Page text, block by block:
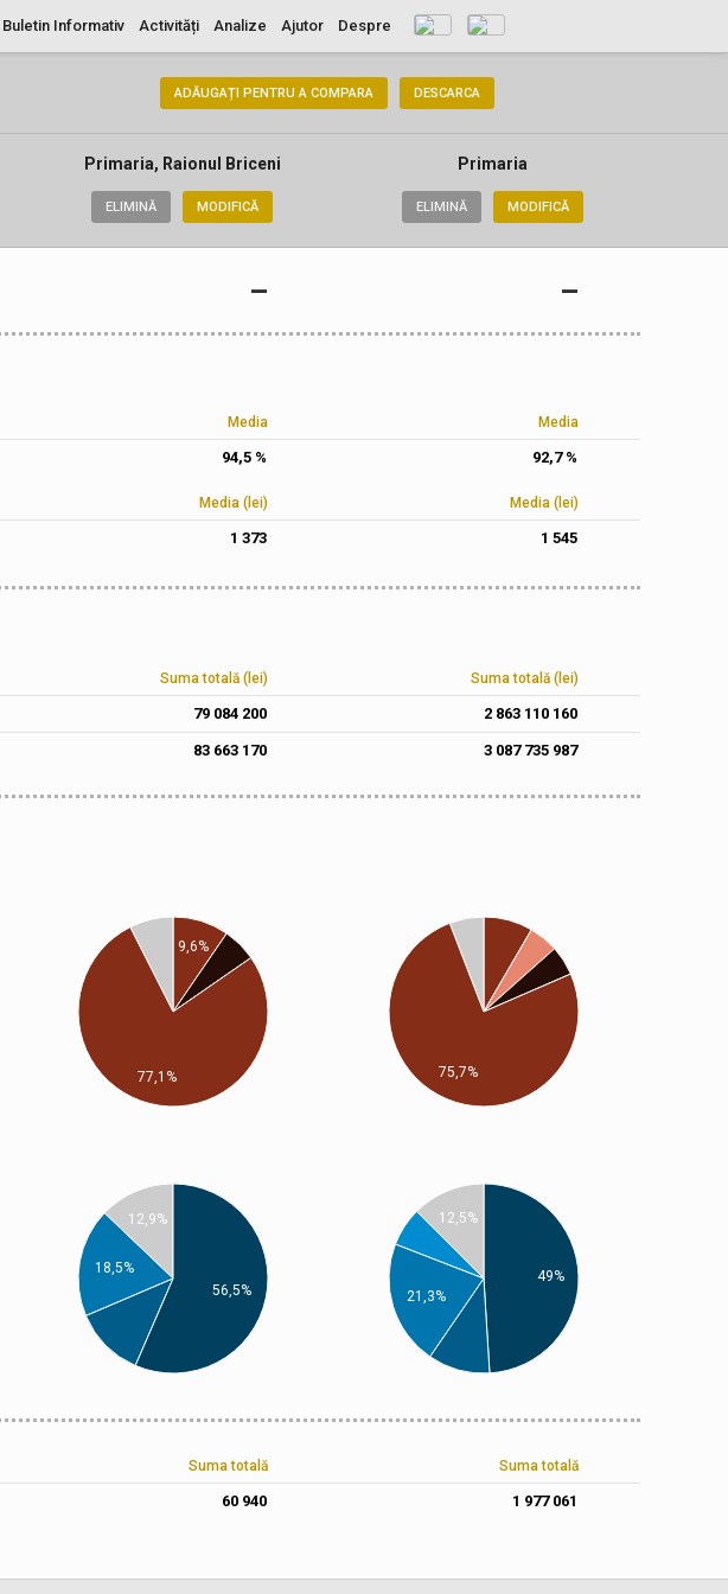
Despre
Ajutor
Analize
Activități
Buletin Informativ
DESCARCA
ADĂUGAȚI PENTRU A COMPARA
Primaria, Raionul Briceni
ELIMINĂ MODIFICĂ
Primaria
ELIMINĂ MODIFICĂ
– –
Media Media
94,5 % 92,7 %
Media (lei) Media (lei)
1 373 1 545
Suma totală (lei) Suma totală (lei)
79 084 200 2 863 110 160
83 663 170 3 087 735 987
9,6%
77,1% 75,7%
12,9%
18,5%
56,5%
49%
12,5%
21,3%
Suma totală Suma totală
60 940 1 977 061